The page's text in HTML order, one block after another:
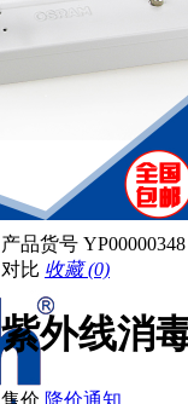
产品货号 YP00000348
对比 收藏 (0)
紫外线消
售价 降价通知